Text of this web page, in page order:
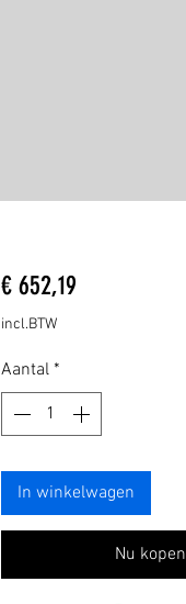
€ 652,19Prijs
incl.BTW
Aantal *
In winkelwagen
Nu kopen